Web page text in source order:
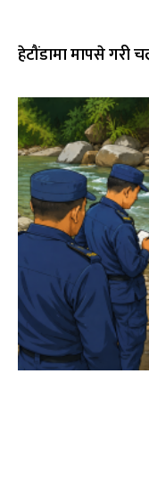
हेटौंडामा मापसे गरी